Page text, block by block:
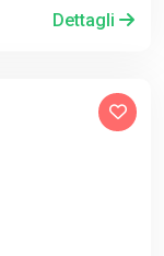
Dettagli